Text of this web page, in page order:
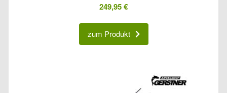
249,95€
zum Produkt